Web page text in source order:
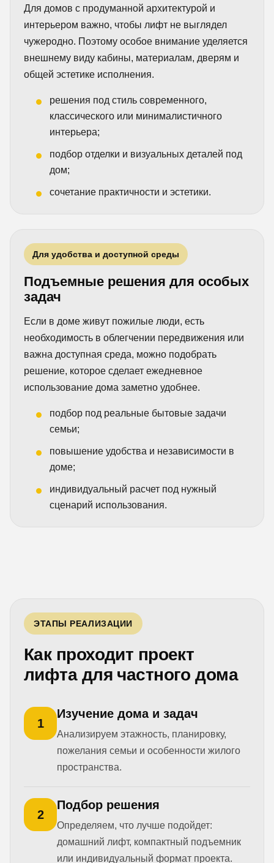
Для домов с продуманной архитектурой и
интерьером важно, чтобы лифт не выглядел
чужеродно. Поэтому особое внимание уделяется
внешнему виду кабины, материалам, дверям и
общей эстетике исполнения.
решения под стиль современного,
классического или минималистичного
интерьера;
подбор отделки и визуальных деталей под
дом;
сочетание практичности и эстетики.
Для удобства и доступной среды
Подъемные решения для особых
задач
Если в доме живут пожилые люди, есть
необходимость в облегчении передвижения или
важна доступная среда, можно подобрать
решение, которое сделает ежедневное
использование дома заметно удобнее.
подбор под реальные бытовые задачи
семьи;
повышение удобства и независимости в
доме;
индивидуальный расчет под нужный
сценарий использования.
ЭТАПЫ РЕАЛИЗАЦИИ
Как проходит проект
лифта для частного дома
1
Изучение дома и задач
Анализируем этажность, планировку,
пожелания семьи и особенности жилого
пространства.
2
Подбор решения
Определяем, что лучше подойдет:
домашний лифт, компактный подъемник
или индивидуальный формат проекта.